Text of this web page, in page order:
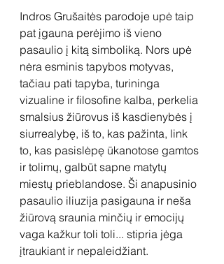
Indros Grušaitės parodoje upė taip
pat įgauna perėjimo iš vieno
pasaulio į kitą simboliką. Nors upė
nėra esminis tapybos motyvas,
tačiau pati tapyba, turininga
vizualine ir filosofine kalba, perkelia
smalsius žiūrovus iš kasdienybės į
siurrealybę, iš to, kas pažinta, link
to, kas pasislėpę ūkanotose gamtos
ir tolimų, galbūt sapne matytų
miestų prieblandose. Ši anapusinio
pasaulio iliuzija pasigauna ir neša
žiūrovą sraunia minčių ir emocijų
vaga kažkur toli toli... stipria jėga
įtraukiant ir nepaleidžiant.